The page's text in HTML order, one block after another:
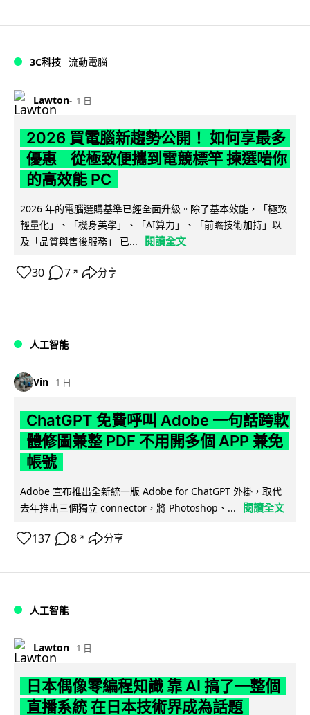
3C科技 流動電腦
Lawton 1 日
2026 買電腦新趨勢公開！ 如何享最多
優惠 從極致便攜到電競標竿 揀選啱你
的高效能 PC
2026 年的電腦選購基準已經全面升級。除了基本效能，「極致
輕量化」、「機身美學」、「AI算力」、「前瞻技術加持」以
及「品質與售後服務」 已...
閱讀全文
30 7 ↗ 分享
人工智能
Vin 1 日
ChatGPT 免費呼叫 Adobe 一句話跨軟
體修圖兼整 PDF 不用開多個 APP 兼免
帳號
Adobe 宣布推出全新統一版 Adobe for ChatGPT 外掛，取代
去年推出三個獨立 connector，將 Photoshop、...
閱讀全文
137 8 ↗ 分享
人工智能
Lawton 1 日
日本偶像零編程知識 靠 AI 搞了一整個
直播系統 在日本技術界成為話題